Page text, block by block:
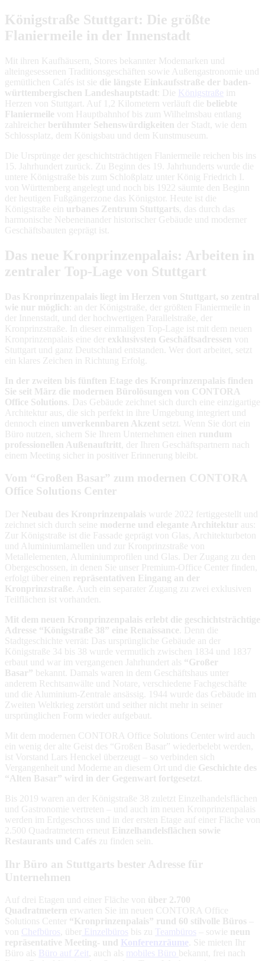
Königstraße Stuttgart: Die größte
Flaniermeile in der Innenstadt
Mit ihren Kaufhäusern, Stores bekannter Modemarken und
alteingesessenen Traditionsgeschäften sowie Außengastronomie und
gemütlichen Cafés ist sie die längste Einkaufsstraße der baden-
württembergischen Landeshauptstadt
: Die Königstraße im
Herzen von Stuttgart. Auf 1,2 Kilometern verläuft die beliebte
Flaniermeile vom Hauptbahnhof bis zum Wilhelmsbau entlang
zahlreicher berühmter Sehenswürdigkeiten der Stadt, wie dem
Schlossplatz, dem Königsbau und dem Kunstmuseum.
Die Ursprünge der geschichtsträchtigen Flaniermeile reichen bis ins
15. Jahrhundert zurück. Zu Beginn des 19. Jahrhunderts wurde die
untere Königstraße bis zum Schloßplatz unter König Friedrich I.
von Württemberg angelegt und noch bis 1922 säumte den Beginn
der heutigen Fußgängerzone das Königstor. Heute ist die
Königstraße ein urbanes Zentrum Stuttgarts , das durch das
harmonische Nebeneinander historischer Gebäude und moderner
Geschäftsbauten geprägt ist.
Das neue Kronprinzenpalais: Arbeiten in
zentraler Top-Lage von Stuttgart
Das Kronprinzenpalais liegt im Herzen von Stuttgart, so zentral
wie nur möglich : an der Königstraße, der größten Flaniermeile in
der Innenstadt, und der hochwertigen Parallelstraße, der
Kronprinzstraße. In dieser einmaligen Top-Lage ist mit dem neuen
Kronprinzenpalais eine der exklusivsten Geschäftsadressen von
Stuttgart und ganz Deutschland entstanden. Wer dort arbeitet, setzt
ein klares Zeichen in Richtung Erfolg.
In der zweiten bis fünften Etage des Kronprinzenpalais finden
Sie seit März die modernen Bürolösungen von CONTORA
Office Solutions . Das Gebäude zeichnet sich durch eine einzigartige
Architektur aus, die sich perfekt in ihre Umgebung integriert und
dennoch einen unverkennbaren Akzent setzt. Wenn Sie dort ein
Büro nutzen, sichern Sie Ihrem Unternehmen einen
rundum
professionellen Außenauftritt
, der Ihren Geschäftspartnern nach
einem Meeting sicher in positiver Erinnerung bleibt.
Vom “Großen Basar” zum modernen CONTORA
Office Solutions Center
Der Neubau des Kronprinzenpalais wurde 2022 fertiggestellt und
zeichnet sich durch seine moderne und elegante Architektur aus:
Zur Königstraße ist die Fassade geprägt von Glas, Architekturbeton
und Aluminiumlamellen und zur Kronprinzstraße von
Metallelementen, Aluminiumprofilen und Glas. Der Zugang zu den
Obergeschossen, in denen Sie unser Premium-Office Center finden,
erfolgt über einen
repräsentativen Eingang an der
Kronprinzstraße . Auch ein separater Zugang zu zwei exklusiven
Teilflächen ist vorhanden.
Mit dem neuen Kronprinzenpalais erlebt die geschichtsträchtige
Adresse “Königstraße 38” eine Renaissance . Denn die
Stadtgeschichte verrät: Das ursprüngliche Gebäude an der
Königstraße 34 bis 38 wurde vermutlich zwischen 1834 und 1837
erbaut und war im vergangenen Jahrhundert als “Großer
Basar” bekannt. Damals waren in dem Geschäftshaus unter
anderem Rechtsanwälte und Notare, verschiedene Fachgeschäfte
und die Aluminium-Zentrale ansässig. 1944 wurde das Gebäude im
Zweiten Weltkrieg zerstört und seither nicht mehr in seiner
ursprünglichen Form wieder aufgebaut.
Mit dem modernen CONTORA Office Solutions Center wird auch
ein wenig der alte Geist des “Großen Basar” wiederbelebt werden,
ist Vorstand Lars Henckel überzeugt – so verbinden sich
Vergangenheit und Moderne an diesem Ort und die Geschichte des
“Alten Basar” wird in der Gegenwart fortgesetzt
Bis 2019 waren an der Königstraße 38 zuletzt Einzelhandelsflächen
und Gastronomie vertreten – und auch im neuen Kronprinzenpalais
werden im Erdgeschoss und in der ersten Etage auf einer Fläche von
2.500 Quadratmetern erneut Einzelhandelsflächen sowie
Restaurants und Cafés zu finden sein.
Ihr Büro an Stuttgarts bester Adresse für
Unternehmen
Auf drei Etagen und einer Fläche von über 2.700
Quadratmetern erwarten Sie im neuen CONTORA Office
Solutions Center “Kronprinzenpalais” rund 60 stilvolle Büros
von Chefbüros , über Einzelbüros bis zu Teambüros – sowie neun
repräsentative Meeting- und Konferenzräume . Sie mieten Ihr
Büro als Büro auf Zeit , auch als mobiles Büro bekannt, frei nach